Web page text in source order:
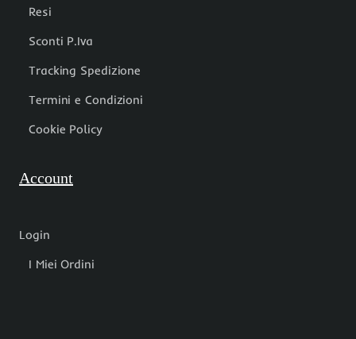
Resi
Sconti P.Iva
Tracking Spedizione
Termini e Condizioni
Cookie Policy
Account
Login
I Miei Ordini